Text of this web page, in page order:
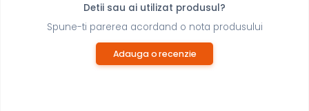
Detii sau ai utilizat produsul?
Spune-ti parerea acordand o nota produsului
Adauga o recenzie